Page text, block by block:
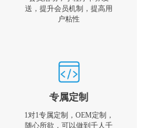
送，提升会员机制，提高用
户粘性
专属定制
1对1专属定制，OEM定制，
随心所欲，可以做到千人千